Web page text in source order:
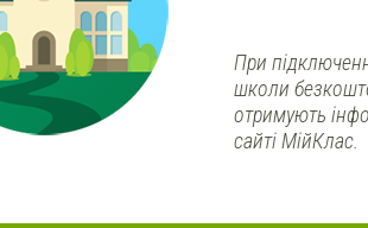
При
школи
отримують
сайті МійКлас.